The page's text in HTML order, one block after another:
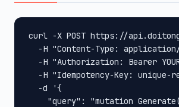
curl -X POST https://
-H "Content-Type:
-H "Authorization: Bearer
-H "Idempotency-Key: unique-
  -d '{
"query": "mutation